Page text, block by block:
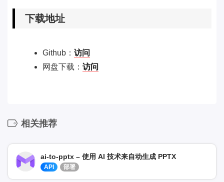
下载地址
Github： 访问
网盘下载： 访问
相关推荐
ai-to-pptx – 使用 AI 技术来自动生成 PPTX
API 部署